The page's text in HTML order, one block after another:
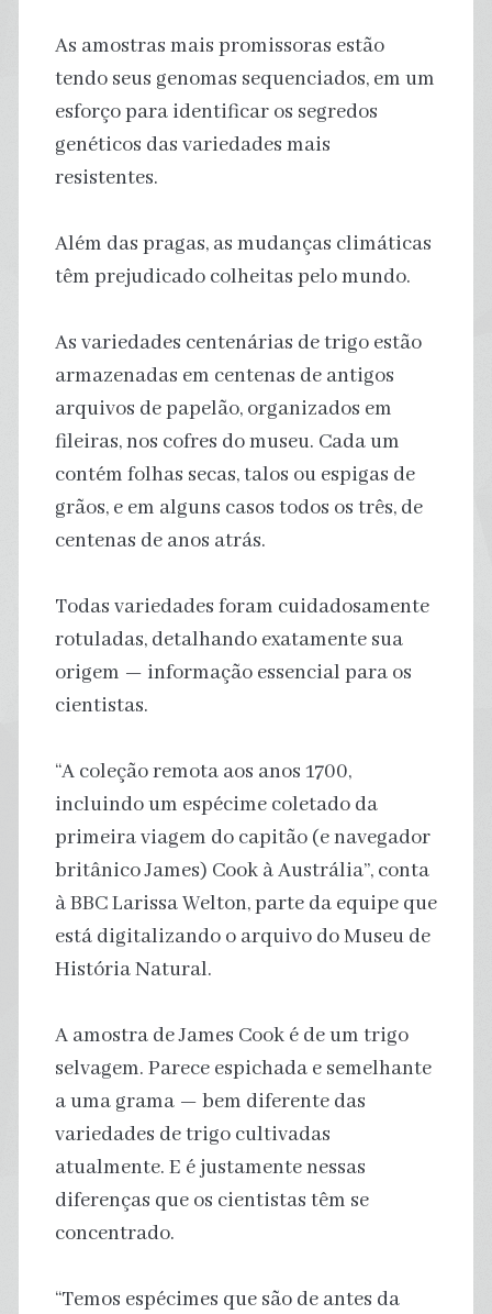
As amostras mais promissoras estão
tendo seus genomas sequenciados, em um
esforço para identificar os segredos
genéticos das variedades mais
resistentes.
Além das pragas, as mudanças climáticas
têm prejudicado colheitas pelo mundo.
As variedades centenárias de trigo estão
armazenadas em centenas de antigos
arquivos de papelão, organizados em
fileiras, nos cofres do museu. Cada um
contém folhas secas, talos ou espigas de
grãos, e em alguns casos todos os três, de
centenas de anos atrás.
Todas variedades foram cuidadosamente
rotuladas, detalhando exatamente sua
origem — informação essencial para os
cientistas.
“A coleção remota aos anos 1700,
incluindo um espécime coletado da
primeira viagem do capitão (e navegador
britânico James) Cook à Austrália”, conta
à BBC Larissa Welton, parte da equipe que
está digitalizando o arquivo do Museu de
História Natural.
A amostra de James Cook é de um trigo
selvagem. Parece espichada e semelhante
a uma grama — bem diferente das
variedades de trigo cultivadas
atualmente. E é justamente nessas
diferenças que os cientistas têm se
concentrado.
“Temos espécimes que são de antes da